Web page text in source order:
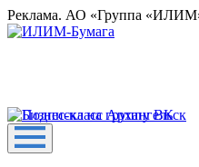
Реклама. АО «Группа